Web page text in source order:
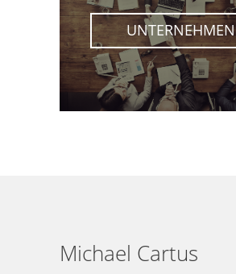
UNTERNEHMEN
Michael Cartus